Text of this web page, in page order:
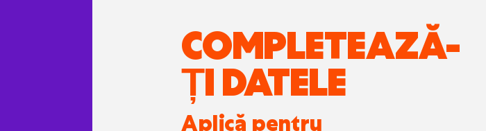
COMPLETEAZĂ-
ȚI DATELE
Aplică pentru